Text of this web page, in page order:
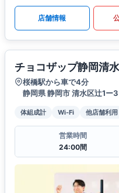
店舗情報
チョコザップ静岡清
桜橋駅から車で4分
静岡県 静岡市 清水区辻1ー
体組成計 Wi-Fi 他店舗利用
営業時間
24:00間